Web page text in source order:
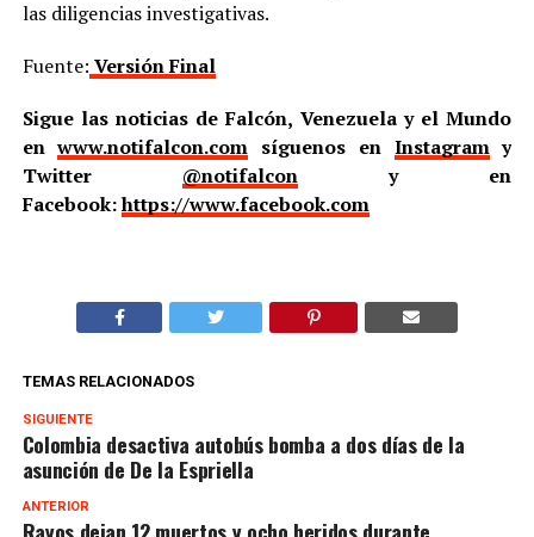
las diligencias investigativas.
Fuente: Versión Final
Sigue las noticias de Falcón, Venezuela y el Mundo
enwww.notifalcon.com síguenos en Instagramy
Twitter @notifalcony en
Facebook:https://www.facebook.com
TEMAS RELACIONADOS
SIGUIENTE
Colombia desactiva autobús bomba a dos días de la
asunción de De la Espriella
ANTERIOR